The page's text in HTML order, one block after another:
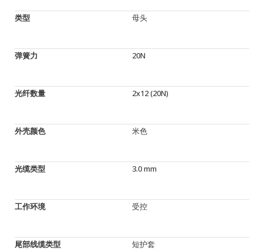
类型 母头
弹簧力 20N
光纤数量 2x12 (20N)
外壳颜色 米色
光缆类型 3.0 mm
工作环境 受控
尾部线缆类型 短护套